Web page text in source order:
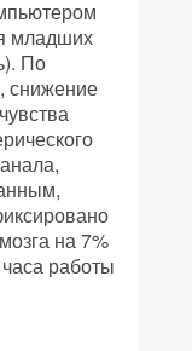
младших
По
снижение
на 7%
работы